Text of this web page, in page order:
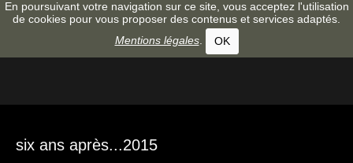
En poursuivant votre navigation sur ce site, vous acceptez l'utilisation
de cookies pour vous proposer des contenus et services adaptés.
Mentions légales. OK
six ans après...2015